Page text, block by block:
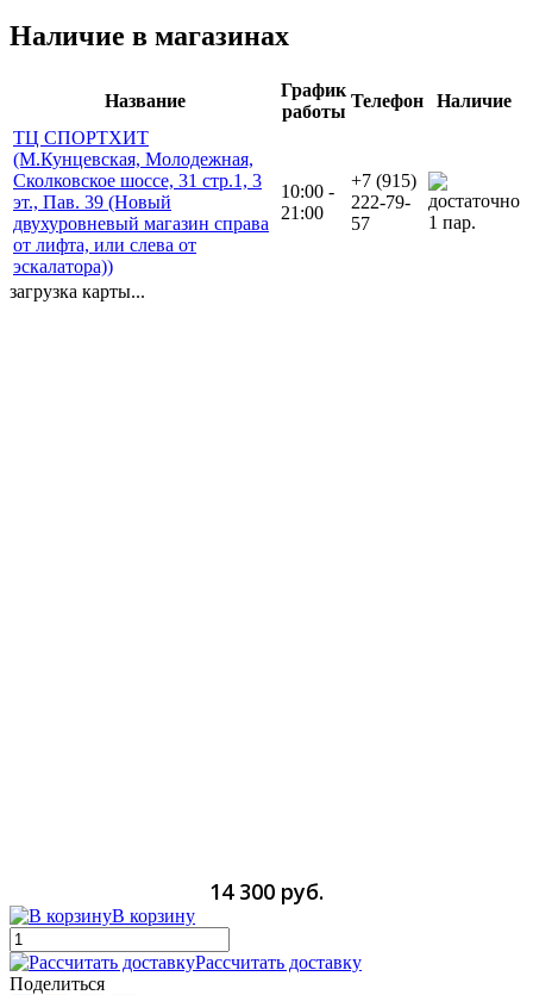
Наличие в магазинах
Название
График
работы
Телефон
Наличие
ТЦ СПОРТХИТ
(М.Кунцевская, Молодежная,
Сколковское шоссе, 31 стр.1, 3
эт., Пав. 39 (Новый
двухуровневый магазин справа
от лифта, или слева от
эскалатора))
10:00 -
21:00
+7 (915)
222-79-
57
1 пар.
загрузка карты...
14 300 руб.
В корзину
Рассчитать доставку
Поделиться